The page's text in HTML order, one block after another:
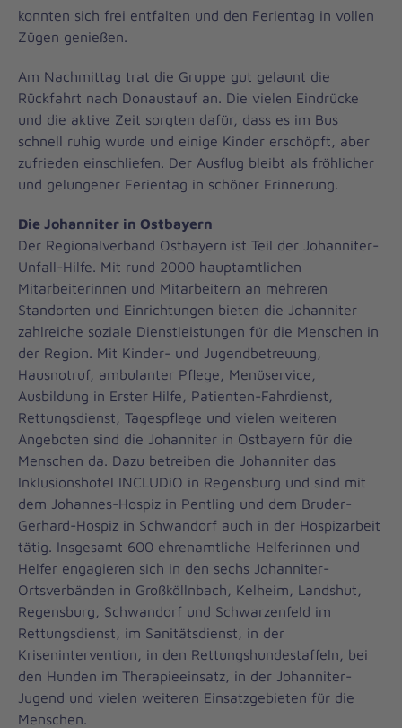
konnten sich frei entfalten und den Ferientag in vollen
Zügen genießen.
Am Nachmittag trat die Gruppe gut gelaunt die
Rückfahrt nach Donaustauf an. Die vielen Eindrücke
und die aktive Zeit sorgten dafür, dass es im Bus
schnell ruhig wurde und einige Kinder erschöpft, aber
zufrieden einschliefen. Der Ausflug bleibt als fröhlicher
und gelungener Ferientag in schöner Erinnerung.
Die Johanniter in Ostbayern
Der Regionalverband Ostbayern ist Teil der Johanniter-
Unfall-Hilfe. Mit rund 2000 hauptamtlichen
Mitarbeiterinnen und Mitarbeitern an mehreren
Standorten und Einrichtungen bieten die Johanniter
zahlreiche soziale Dienstleistungen für die Menschen in
der Region. Mit Kinder- und Jugendbetreuung,
Hausnotruf, ambulanter Pflege, Menüservice,
Ausbildung in Erster Hilfe, Patienten-Fahrdienst,
Rettungsdienst, Tagespflege und vielen weiteren
Angeboten sind die Johanniter in Ostbayern für die
Menschen da. Dazu betreiben die Johanniter das
Inklusionshotel INCLUDiO in Regensburg und sind mit
dem Johannes-Hospiz in Pentling und dem Bruder-
Gerhard-Hospiz in Schwandorf auch in der Hospizarbeit
tätig. Insgesamt 600 ehrenamtliche Helferinnen und
Helfer engagieren sich in den sechs Johanniter-
Ortsverbänden in Großköllnbach, Kelheim, Landshut,
Regensburg, Schwandorf und Schwarzenfeld im
Rettungsdienst, im Sanitätsdienst, in der
Krisenintervention, in den Rettungshundestaffeln, bei
den Hunden im Therapieeinsatz, in der Johanniter-
Jugend und vielen weiteren Einsatzgebieten für die
Menschen.